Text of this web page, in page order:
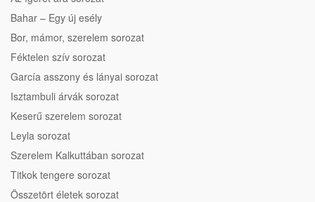
Bahar – Egy új esély
Bor, mámor, szerelem sorozat
Féktelen szív sorozat
García asszony és lányai sorozat
Isztambuli árvák sorozat
Keserű szerelem sorozat
Leyla sorozat
Szerelem Kalkuttában sorozat
Titkok tengere sorozat
Összetört életek sorozat